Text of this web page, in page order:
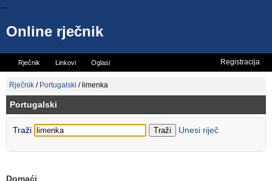
...
Online rječnik
Rječnik Linkovi Oglasi
Vicevi
Registracija
Rječnik / Portugalski / limenka
Portugalski
Traži Unesi riječ
Domaći